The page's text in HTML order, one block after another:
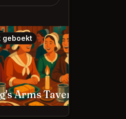
geboekt